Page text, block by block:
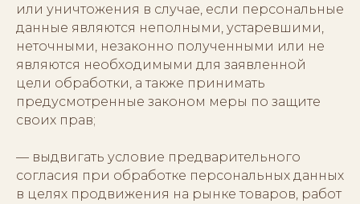
или уничтожения в случае, если персональные
данные являются неполными, устаревшими,
неточными, незаконно полученными или не
являются необходимыми для заявленной
цели обработки, а также принимать
предусмотренные законом меры по защите
своих прав;
— выдвигать условие предварительного
согласия при обработке персональных данных
в целях продвижения на рынке товаров, работ